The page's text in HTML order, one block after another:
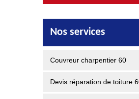
Nos services
Couvreur charpentier 60
Devis réparation de toiture